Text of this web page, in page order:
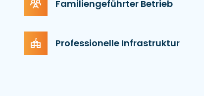
Familiengeführter Betrieb
Professionelle Infrastruktur